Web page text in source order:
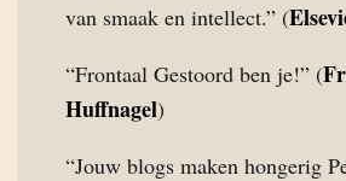
van smaak en intellect.” (
“Frontaal Gestoord ben je!” (
Huffnagel)
“Jouw blogs maken hongerig